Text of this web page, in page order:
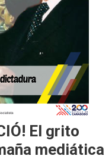
El grito
mediática